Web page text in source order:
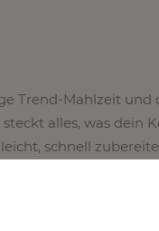
Trend-Mahlzeit und
alles, was dein
schnell
Zutaten einfach aus